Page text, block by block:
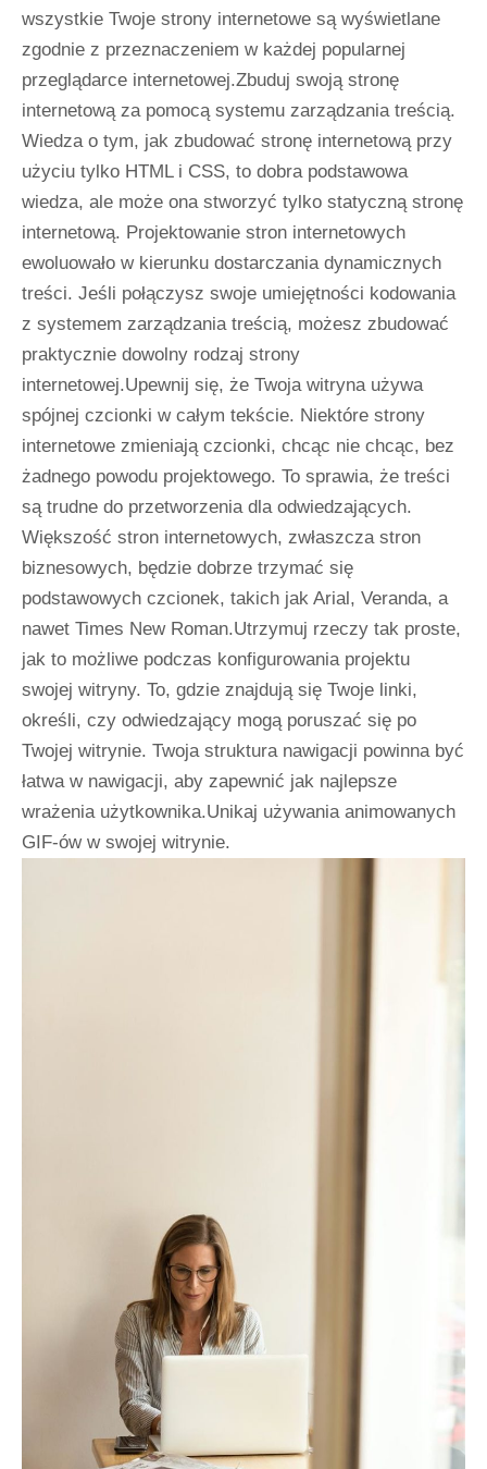
wszystkie Twoje strony internetowe są wyświetlane
zgodnie z przeznaczeniem w każdej popularnej
przeglądarce internetowej.Zbuduj swoją stronę
internetową za pomocą systemu zarządzania treścią.
Wiedza o tym, jak zbudować stronę internetową przy
użyciu tylko HTML i CSS, to dobra podstawowa
wiedza, ale może ona stworzyć tylko statyczną stronę
internetową. Projektowanie stron internetowych
ewoluowało w kierunku dostarczania dynamicznych
treści. Jeśli połączysz swoje umiejętności kodowania
z systemem zarządzania treścią, możesz zbudować
praktycznie dowolny rodzaj strony
internetowej.Upewnij się, że Twoja witryna używa
spójnej czcionki w całym tekście. Niektóre strony
internetowe zmieniają czcionki, chcąc nie chcąc, bez
żadnego powodu projektowego. To sprawia, że ​​treści
są trudne do przetworzenia dla odwiedzających.
Większość stron internetowych, zwłaszcza stron
biznesowych, będzie dobrze trzymać się
podstawowych czcionek, takich jak Arial, Veranda, a
nawet Times New Roman.Utrzymuj rzeczy tak proste,
jak to możliwe podczas konfigurowania projektu
swojej witryny. To, gdzie znajdują się Twoje linki,
określi, czy odwiedzający mogą poruszać się po
Twojej witrynie. Twoja struktura nawigacji powinna być
łatwa w nawigacji, aby zapewnić jak najlepsze
wrażenia użytkownika.Unikaj używania animowanych
GIF-ów w swojej witrynie.